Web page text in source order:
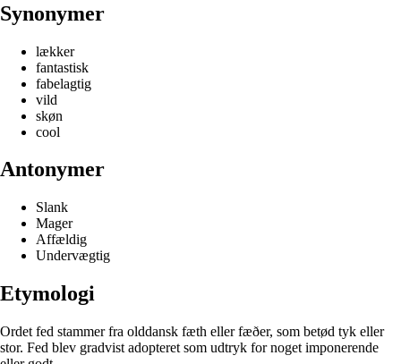
Synonymer
lækker
fantastisk
fabelagtig
vild
skøn
cool
Antonymer
Slank
Mager
Affældig
Undervægtig
Etymologi
Ordet fed stammer fra olddansk fæth eller fæðer, som betød tyk eller
stor. Fed blev gradvist adopteret som udtryk for noget imponerende